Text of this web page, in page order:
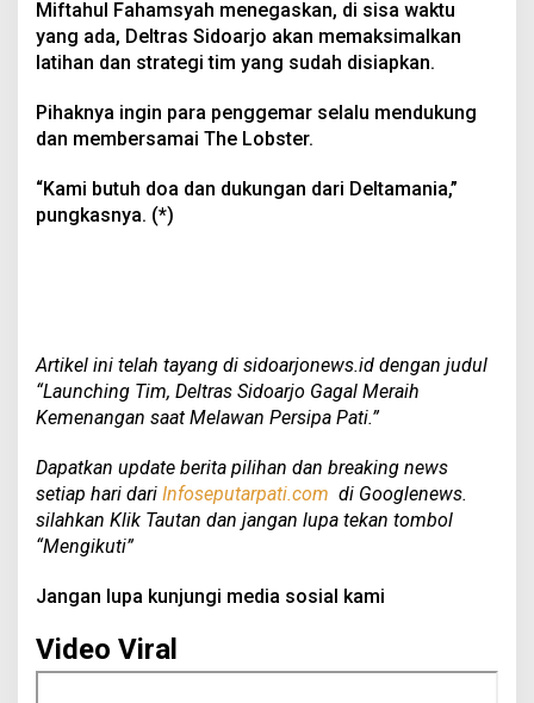
Miftahul Fahamsyah menegaskan, di sisa waktu
yang ada, Deltras Sidoarjo akan memaksimalkan
latihan dan strategi tim yang sudah disiapkan.
Pihaknya ingin para penggemar selalu mendukung
dan membersamai The Lobster.
“Kami butuh doa dan dukungan dari Deltamania,”
pungkasnya. (*)
Artikel ini telah tayang di sidoarjonews.id dengan judul
“Launching Tim, Deltras Sidoarjo Gagal Meraih
Kemenangan saat Melawan Persipa Pati.”
Dapatkan update berita pilihan dan breaking news
setiap hari dari Infoseputarpati.com di Googlenews.
silahkan Klik Tautan dan jangan lupa tekan tombol
“Mengikuti”
Jangan lupa kunjungi media sosial kami
Video Viral